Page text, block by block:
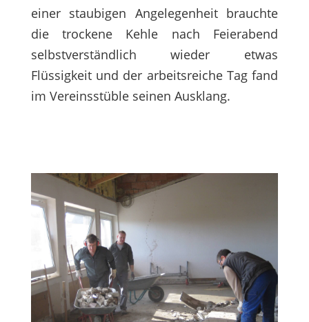
einer staubigen Angelegenheit brauchte
die trockene Kehle nach Feierabend
selbstverständlich wieder etwas
Flüssigkeit und der arbeitsreiche Tag fand
im Vereinsstüble seinen Ausklang.